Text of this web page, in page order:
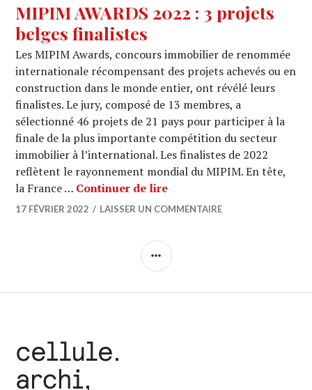
MIPIM AWARDS 2022 : 3 projets
belges finalistes
Les MIPIM Awards, concours immobilier de renommée
internationale récompensant des projets achevés ou en
construction dans le monde entier, ont révélé leurs
finalistes. Le jury, composé de 13 membres, a
sélectionné 46 projets de 21 pays pour participer à la
finale de la plus importante compétition du secteur
immobilier à l’international. Les finalistes de 2022
reflètent le rayonnement mondial du MIPIM. En tête,
la France … Continuer de lireMIPIM AWARDS 2022 : 3
17 FÉVRIER 2022 LAISSER UN COMMENTAIRE
COLONNE